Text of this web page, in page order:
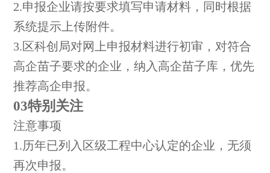
2.申报企业请按要求填写申请材料，同时根据
系统提示上传附件。
3.区科创局对网上申报材料进行初审，对符合
高企苗子要求的企业，纳入高企苗子库，优先
推荐高企申报。
03特别关注
注意事项
1.历年已列入区级工程中心认定的企业，无须
再次申报。